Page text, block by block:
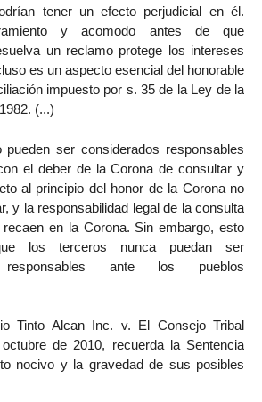
tener un efecto perjudicial en él.
y acomodo antes de que
un reclamo protege los intereses
es un aspecto esencial del honorable
impuesto por s. 35 de la Ley de la
(...)
ser considerados responsables
el deber de la Corona de consultar y
al principio del honor de la Corona no
y la responsabilidad legal de la consulta
en la Corona. Sin embargo, esto
los terceros nunca puedan ser
responsables ante los pueblos
Tinto Alcan Inc. v. El Consejo Tribal
de 2010, recuerda la Sentencia
nocivo y la gravedad de sus posibles